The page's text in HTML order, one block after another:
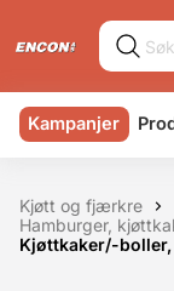
Kampanjer
Kjøtt og fjærkre
Hamburger,
Kjøttkaker/-